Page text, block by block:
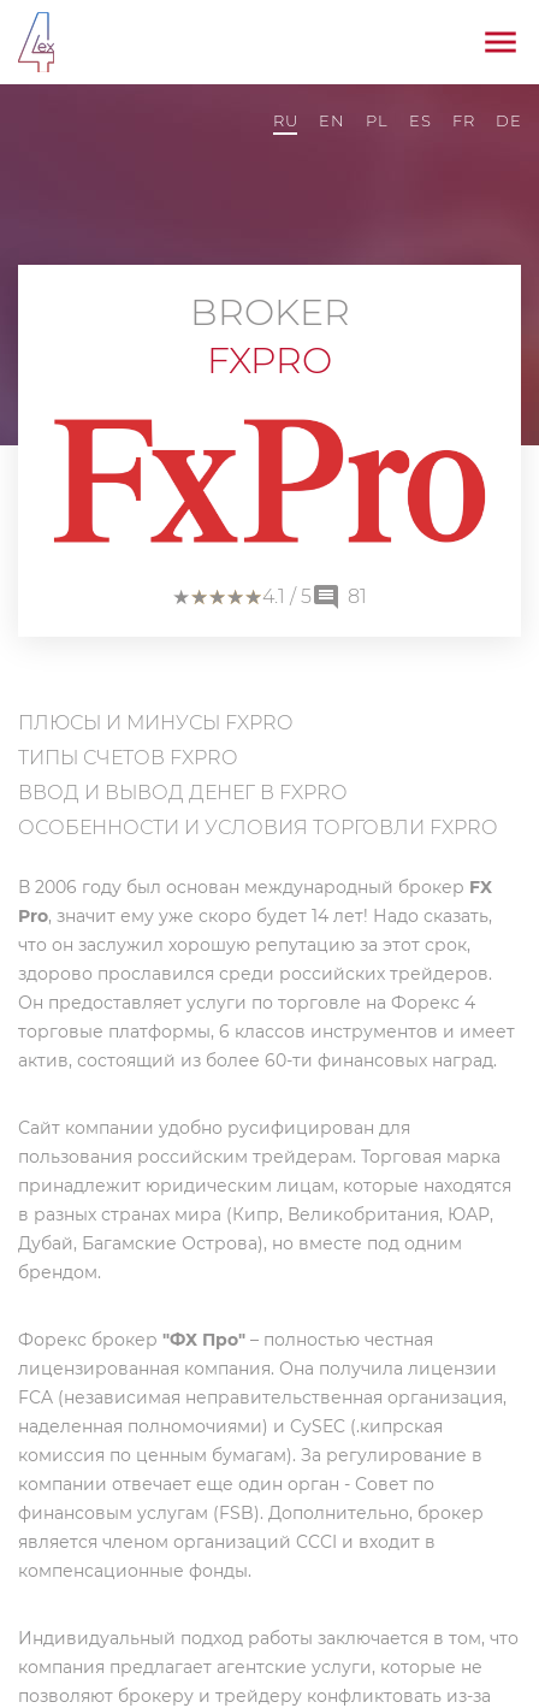
RU EN PL ES FR DE
BROKER
FXPRO
★★
★★
★★
★★
★★
4.1 / 5 81
ПЛЮСЫ И МИНУСЫ FXPRO
ТИПЫ СЧЕТОВ FXPRO
ВВОД И ВЫВОД ДЕНЕГ В FXPRO
ОСОБЕННОСТИ И УСЛОВИЯ ТОРГОВЛИ FXPRO
В 2006 году был основан международный брокер FX
Pro, значит ему уже скоро будет 14 лет! Надо сказать,
что он заслужил хорошую репутацию за этот срок,
здорово прославился среди российских трейдеров.
Он предоставляет услуги по торговле на Форекс 4
торговые платформы, 6 классов инструментов и имеет
актив, состоящий из более 60-ти финансовых наград.
Сайт компании удобно русифицирован для
пользования российским трейдерам. Торговая марка
принадлежит юридическим лицам, которые находятся
в разных странах мира (Кипр, Великобритания, ЮАР,
Дубай, Багамские Острова), но вместе под одним
брендом.
Форекс брокер "ФХ Про" – полностью честная
лицензированная компания. Она получила лицензии
FCA (независимая неправительственная организация,
наделенная полномочиями) и CySEC (.кипрская
комиссия по ценным бумагам). За регулирование в
компании отвечает еще один орган - Совет по
финансовым услугам (FSB). Дополнительно, брокер
является членом организаций CCCI и входит в
компенсационные фонды.
Индивидуальный подход работы заключается в том, что
компания предлагает агентские услуги, которые не
позволяют брокеру и трейдеру конфликтовать из-за